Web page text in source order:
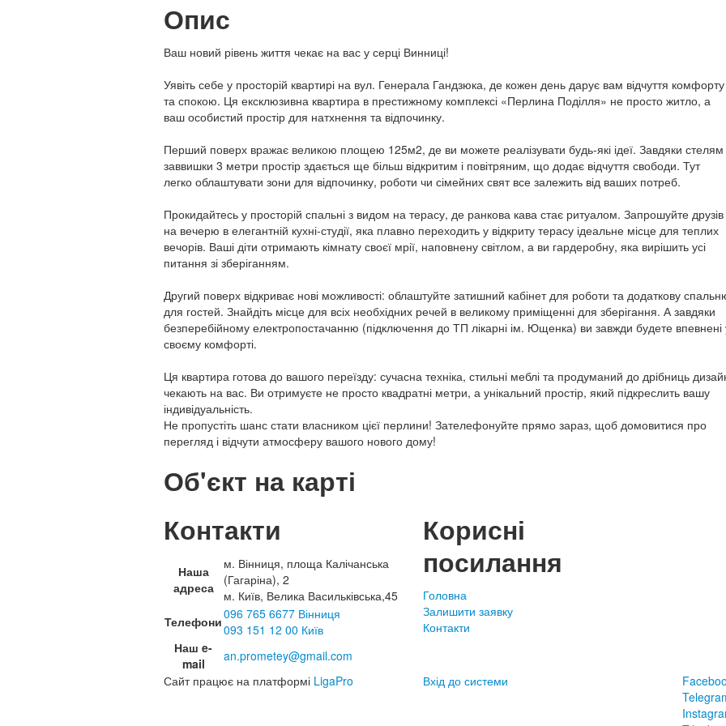
Опис
Ваш новий рівень життя чекає на вас у серці Винниці!
Уявіть себе у просторій квартирі на вул. Генерала Гандзюка, де кожен день дарує вам відчуття комфорту
та спокою. Ця ексклюзивна квартира в престижному комплексі «Перлина Поділля» не просто житло, а
ваш особистий простір для натхнення та відпочинку.
Перший поверх вражає великою площею 125м2, де ви можете реалізувати будь-які ідеї. Завдяки стелям
заввишки 3 метри простір здається ще більш відкритим і повітряним, що додає відчуття свободи. Тут
легко облаштувати зони для відпочинку, роботи чи сімейних свят все залежить від ваших потреб.
Прокидайтесь у просторій спальні з видом на терасу, де ранкова кава стає ритуалом. Запрошуйте друзів
на вечерю в елегантній кухні-студії, яка плавно переходить у відкриту терасу ідеальне місце для теплих
вечорів. Ваші діти отримають кімнату своєї мрії, наповнену світлом, а ви гардеробну, яка вирішить усі
питання зі зберіганням.
Другий поверх відкриває нові можливості: облаштуйте затишний кабінет для роботи та додаткову
для гостей. Знайдіть місце для всіх необхідних речей в великому приміщенні для зберігання. А завдяки
безперебійному електропостачанню (підключення до ТП лікарні ім. Ющенка) ви завжди будете впевнені
своєму комфорті.
Ця квартира готова до вашого переїзду: сучасна техніка, стильні меблі та продуманий до дрібниць
чекають на вас. Ви отримуєте не просто квадратні метри, а унікальний простір, який підкреслить вашу
індивідуальність.
Не пропустіть шанс стати власником цієї перлини! Зателефонуйте прямо зараз, щоб домовитися про
перегляд і відчути атмосферу вашого нового дому!
Об'єкт на карті
Контакти
Наша
адреса
м. Вінниця, площа Калічанська
(Гагаріна), 2
м. Київ, Велика Васильківська,45
Телефони096 765 6677 Вінниця
093 151 12 00 Київ
Наш e-
mail
an.prometey@gmail.com
Корисні
посилання
Головна
Залишити заявку
Контакти
Сайт працює на платформі LigaPro Вхід до системи